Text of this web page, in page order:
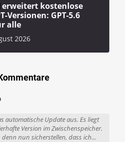
erweitert kostenlose
Versionen: GPT-5.6
alle
2026
automatische Update aus. Es liegt
Version im Zwischenspeicher.
denn nun sicherstellen, dass ich...